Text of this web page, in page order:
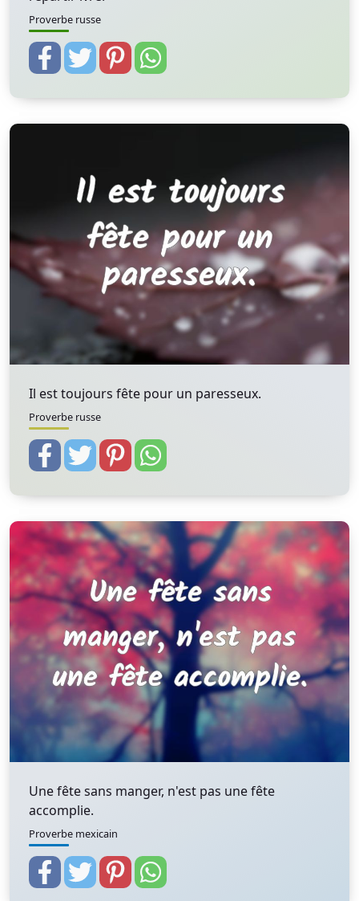
Proverbe russe
Il est toujours fête pour un paresseux.
Proverbe russe
Une fête sans manger, n'est pas une fête
accomplie.
Proverbe mexicain